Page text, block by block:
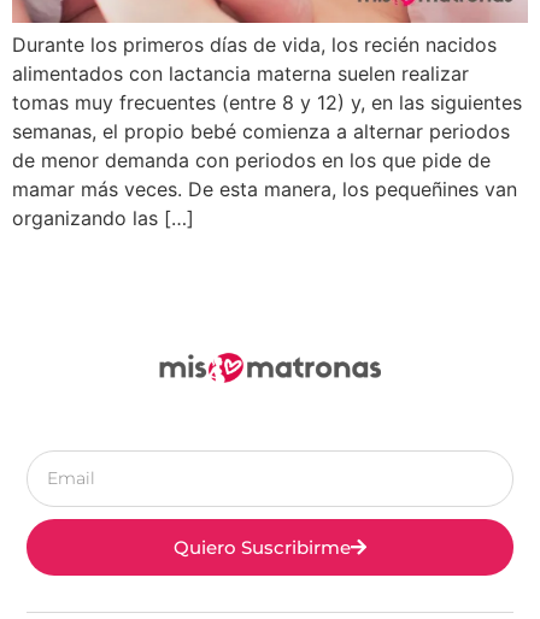
Durante los primeros días de vida, los recién nacidos
alimentados con lactancia materna suelen realizar
tomas muy frecuentes (entre 8 y 12) y, en las siguientes
semanas, el propio bebé comienza a alternar periodos
de menor demanda con periodos en los que pide de
mamar más veces. De esta manera, los pequeñines van
organizando las […]
Quiero Suscribirme